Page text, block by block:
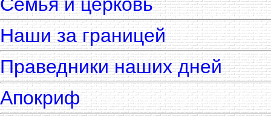
Наши за границей
Праведники наших дней
Апокриф